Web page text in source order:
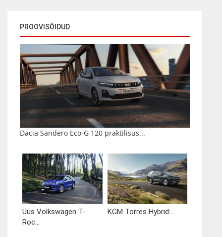
PROOVISÕIDUD
Dacia Sandero Eco-G 120 praktilisus...
Uus Volkswagen T-
Roc...
KGM Torres Hybrid:...